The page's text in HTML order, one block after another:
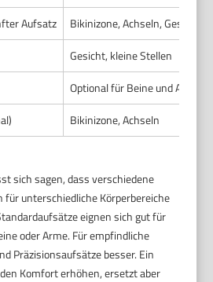
Aufsatz
Bikinizone, Achseln, Gesicht
Gesicht, kleine Stellen
Optional für Beine und Arme
Bikinizone, Achseln
sich sagen, dass verschiedene
für unterschiedliche Körperbereiche
eignen sich gut für
oder Arme. Für empfindliche
Präzisionsaufsätze besser. Ein
Komfort erhöhen, ersetzt aber